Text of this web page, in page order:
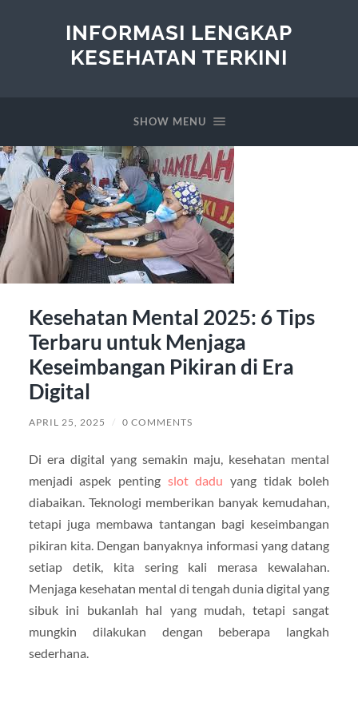
INFORMASI LENGKAP
KESEHATAN TERKINI
SHOW MENU
Kesehatan Mental 2025: 6 Tips
Terbaru untuk Menjaga
Keseimbangan Pikiran di Era
Digital
APRIL 25, 2025 / 0 COMMENTS
Di era digital yang semakin maju, kesehatan mental
menjadi aspek penting slot dadu yang tidak boleh
diabaikan. Teknologi memberikan banyak kemudahan,
tetapi juga membawa tantangan bagi keseimbangan
pikiran kita. Dengan banyaknya informasi yang datang
setiap detik, kita sering kali merasa kewalahan.
Menjaga kesehatan mental di tengah dunia digital yang
sibuk ini bukanlah hal yang mudah, tetapi sangat
mungkin dilakukan dengan beberapa langkah
sederhana.